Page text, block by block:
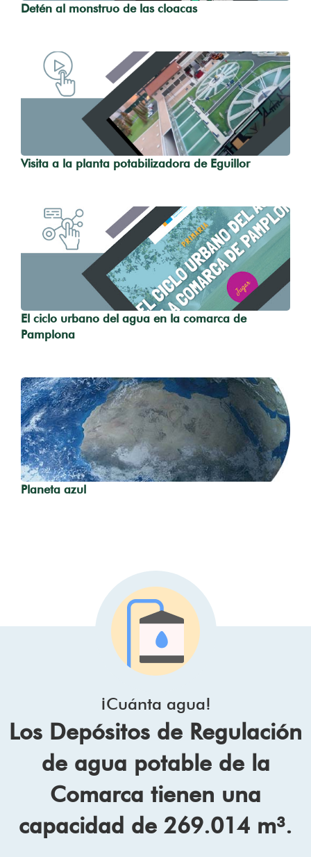
Detén al monstruo de las cloacas
Visita a la planta potabilizadora de Eguillor
El ciclo urbano del agua en la comarca de
Pamplona
Planeta azul
¡Cuánta agua!
Los Depósitos de Regulación
de agua potable de la
Comarca tienen una
capacidad de 269.014 m³.